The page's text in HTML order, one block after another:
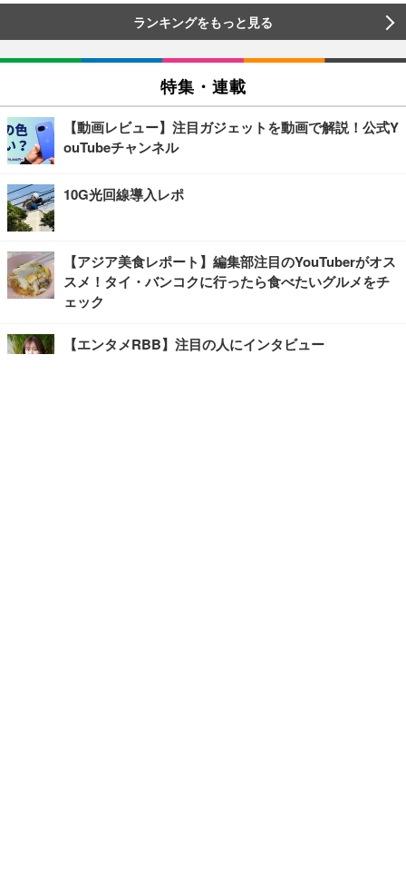
ランキングをもっと見る
特集・連載
【動画レビュー】注目ガジェットを動画で解説！公式Y
ouTubeチャンネル
10G光回線導入レポ
【アジア美食レポート】編集部注目のYouTuberがオス
スメ！タイ・バンコクに行ったら食べたいグルメをチ
ェック
【エンタメRBB】注目の人にインタビュー